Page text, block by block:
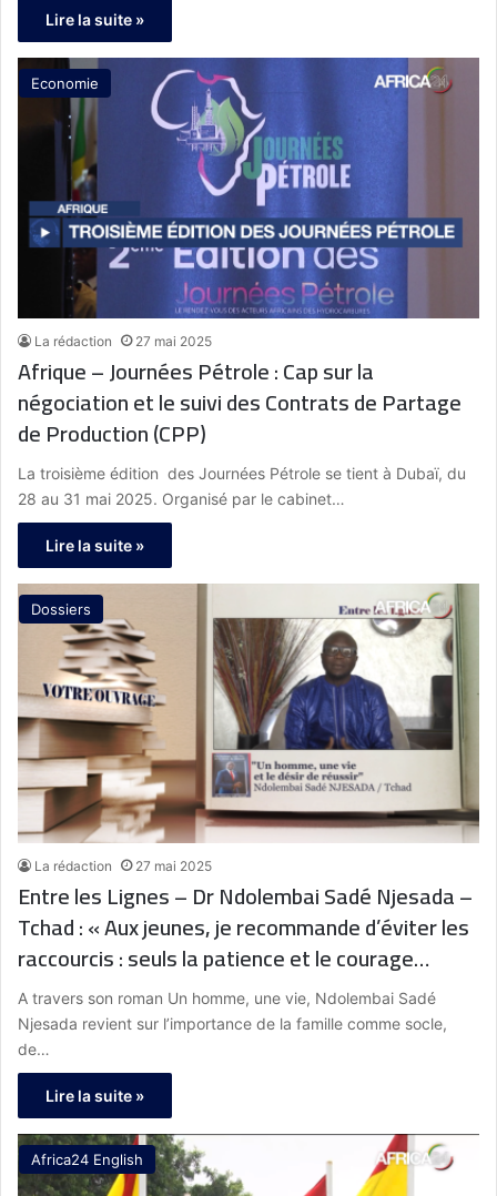
Lire la suite »
Economie
La rédaction 27 mai 2025
Afrique – Journées Pétrole : Cap sur la
négociation et le suivi des Contrats de Partage
de Production (CPP)
La troisième édition des Journées Pétrole se tient à Dubaï, du
28 au 31 mai 2025. Organisé par le cabinet…
Lire la suite »
Dossiers
La rédaction 27 mai 2025
Entre les Lignes – Dr Ndolembai Sadé Njesada –
Tchad : « Aux jeunes, je recommande d’éviter les
raccourcis : seuls la patience et le courage
mènent à un succès durable »
A travers son roman Un homme, une vie, Ndolembai Sadé
Njesada revient sur l’importance de la famille comme socle,
de…
Lire la suite »
Africa24 English